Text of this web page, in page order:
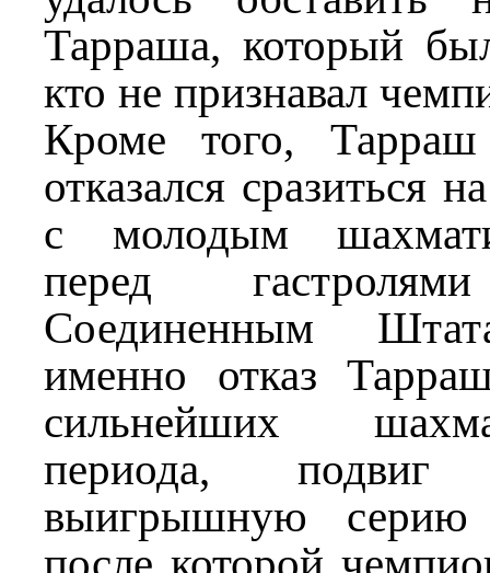
Тарраша, который
кто не признавал
Кроме того,
отказался сразиться
с молодым
перед
Соединенным
именно отказ
сильнейших
периода,
выигрышную